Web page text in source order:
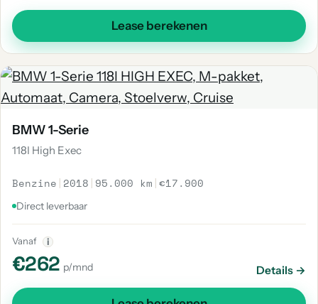
Lease berekenen
BMW 1-Serie
118I High Exec
Benzine | 2018 | 95.000 km |€17.900
Direct leverbaar
Vanaf i
€262 p/mnd Details →